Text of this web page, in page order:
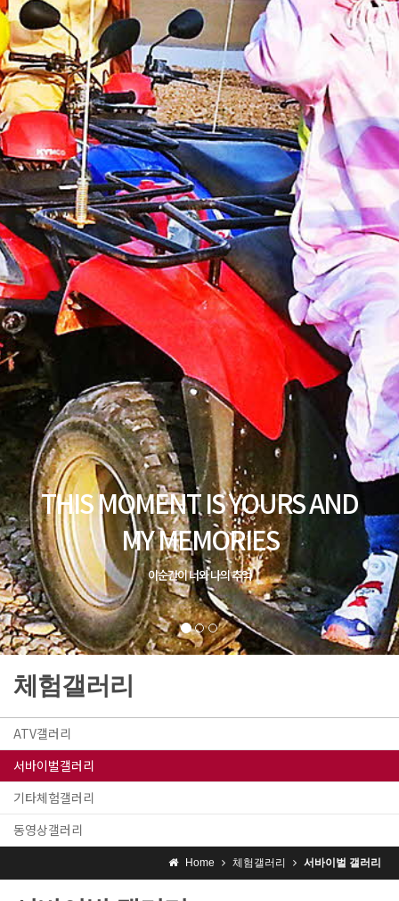
체험갤러리
ATV갤러리
서바이벌갤러리
기타체험갤러리
동영상갤러리
Home 체험갤러리 서바이벌 갤러리